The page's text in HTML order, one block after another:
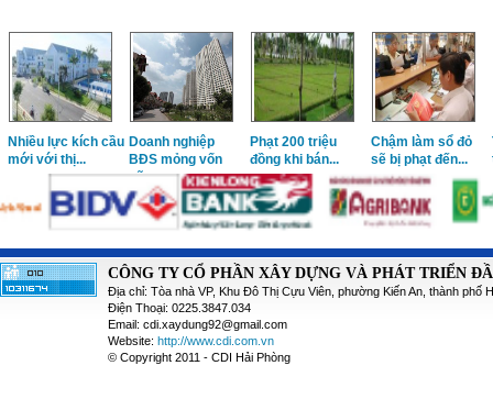
Nhiều lực kích cầu
mới với thị...
Doanh nghiệp
BĐS mỏng vốn
sẽ...
Phạt 200 triệu
đồng khi bán...
Chậm làm sổ đỏ
sẽ bị phạt đến...
CÔNG TY CỔ PHẦN XÂY DỰNG VÀ PHÁT TRIỂN
Địa chỉ: Tòa nhà VP, Khu Đô Thị Cựu Viên, phường Kiến An, thành phố
Điện Thoại: 0225.3847.034
Email: cdi.xaydung92@gmail.com
Website: http://www.cdi.com.vn
© Copyright 2011 - CDI Hải Phòng